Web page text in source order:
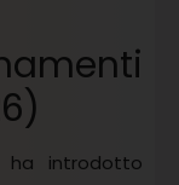
ha introdotto